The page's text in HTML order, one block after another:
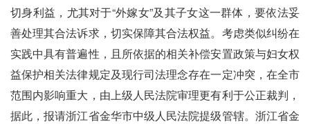
切身利益，尤其对于“外嫁女”及其子女这一群体，要依法妥
善处理其合法诉求，切实保障其合法权益。考虑类似纠纷在
实践中具有普遍性，且所依据的相关补偿安置政策与妇女权
益保护相关法律规定及现行司法理念存在一定冲突，在全市
范围内影响重大，由上级人民法院审理更有利于公正裁判，
据此，报请浙江省金华市中级人民法院提级管辖。浙江省金